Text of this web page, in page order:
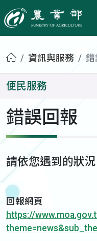
農業部
首頁資訊與服務 錯
便民服務
錯誤回報
請依您遇到的狀
回報網頁
https://